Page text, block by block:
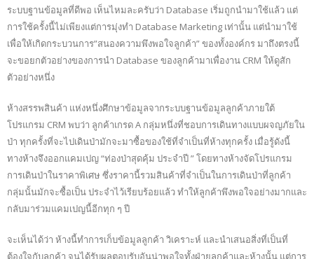
ระบบฐานข้อมูลที่ดีพอ เห็นไหมละครับว่า Database เริ่มถูกนำมาใช้แล้ว แต่
การใช้ครั้งนี้ไม่เพียงแต่การมุ่งทำ Database Marketing เท่านั้น แต่นำมาใช้
เพื่อให้เกิดกระบวนการ”สนองความพึงพอใจลูกค้า” ของทั้งองค์กร มาถึงตรงนี้
จะขอยกตัวอย่างของการนำ Database ของลูกค้ามาเพื่องาน CRM ให้ดูสัก
ตัวอย่างหนึ่ง
ห้างสรรพสินค้า แห่งหนึ่งศึกษาข้อมูลจากระบบฐานข้อมูลลูกค้าภายใต้
โปรแกรม CRM พบว่า ลูกค้าเกรด A กลุ่มหนึ่งที่ชอบการเดินทางแบบผจญภัยใน
ป่า ทุกครั้งที่จะไปเดินป่ามักจะมาซื้อของใช้ที่จำเป็นที่ห้างทุกครั้ง เมื่อรู้ดังนี้
ทางห้างจึงออกแคมเปญ “ท่องป่าสุดคุ้ม ประจำปี ” โดยทางห้างจัดโปรแกรม
การเดินป่าในราคาพิเศษ ซึ่งราคานี้รวมสินค้าที่จำเป็นในการเดินป่าที่ลูกค้า
กลุ่มนั้นมักจะซื้อเป็น ประจำไว้เรียบร้อยแล้ว ทำให้ลูกค้าพึงพอใจอย่างมากและ
กลับมาร่วมแคมเปญนี้อีกทุก ๆ ปี
จะเห็นได้ว่า ห้างนี้ทำการเก็บข้อมูลลูกค้า วิเคราะห์ และนำเสนอสิ่งที่เป็นที่
ต้องใจกับลูกค้า จนได้รับผลตอบรับอันน่าพอใจทั้งฝ่ายลูกค้าและห้างนั้น แต่การ